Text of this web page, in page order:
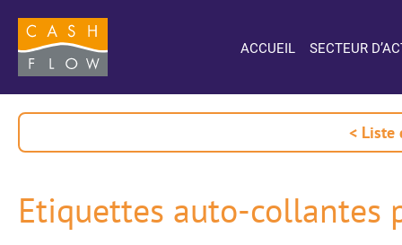
ACCUEIL SECTEUR
< Liste
Etiquettes auto-collantes